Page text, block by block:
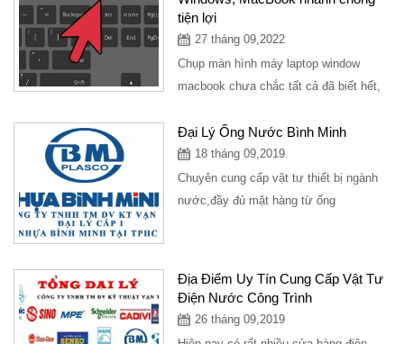
tiện lợi
27 tháng 09,2022
Chụp màn hình máy laptop window
macbook chưa chắc tất cả đã biết hết,
tính các dòng...
Đại Lý Ống Nước Bình Minh
18 tháng 09,2019
Chuyên cung cấp vật tư thiết bị ngành
nước,đầy đủ mặt hàng từ ống
Địa Điểm Uy Tín Cung Cấp Vật Tư
Điện Nước Công Trình
26 tháng 09,2019